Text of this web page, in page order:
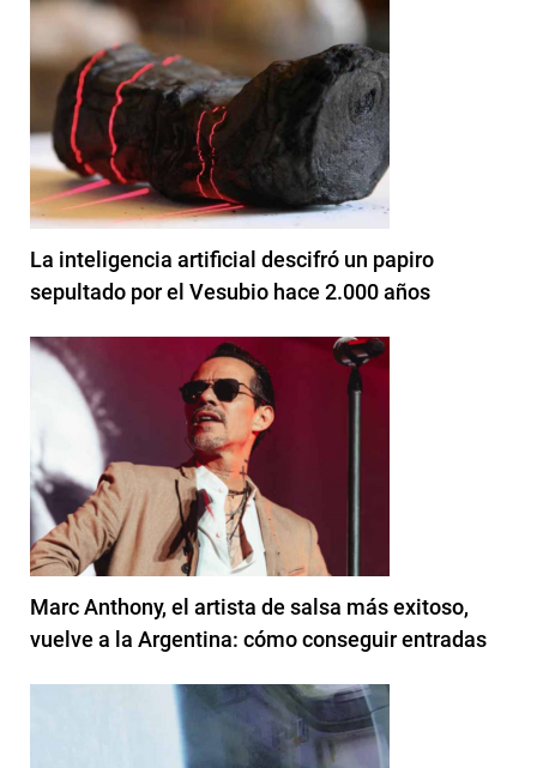
La inteligencia artificial descifró un papiro
sepultado por el Vesubio hace 2.000 años
Marc Anthony, el artista de salsa más exitoso,
vuelve a la Argentina: cómo conseguir entradas